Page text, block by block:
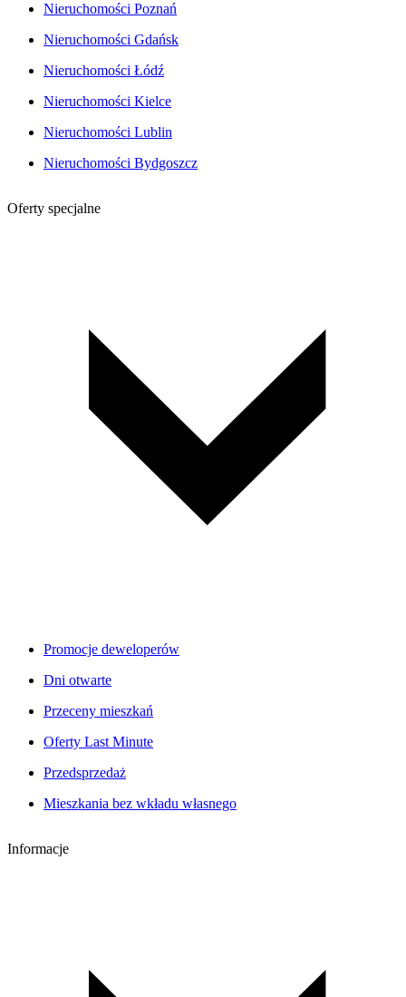
Nieruchomości Poznań
Nieruchomości Gdańsk
Nieruchomości Łódź
Nieruchomości Kielce
Nieruchomości Lublin
Nieruchomości Bydgoszcz
Oferty specjalne
Promocje deweloperów
Dni otwarte
Przeceny mieszkań
Oferty Last Minute
Przedsprzedaż
Mieszkania bez wkładu własnego
Informacje